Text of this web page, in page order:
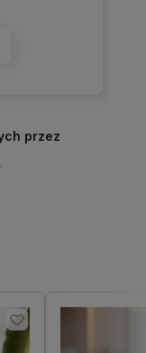
przez